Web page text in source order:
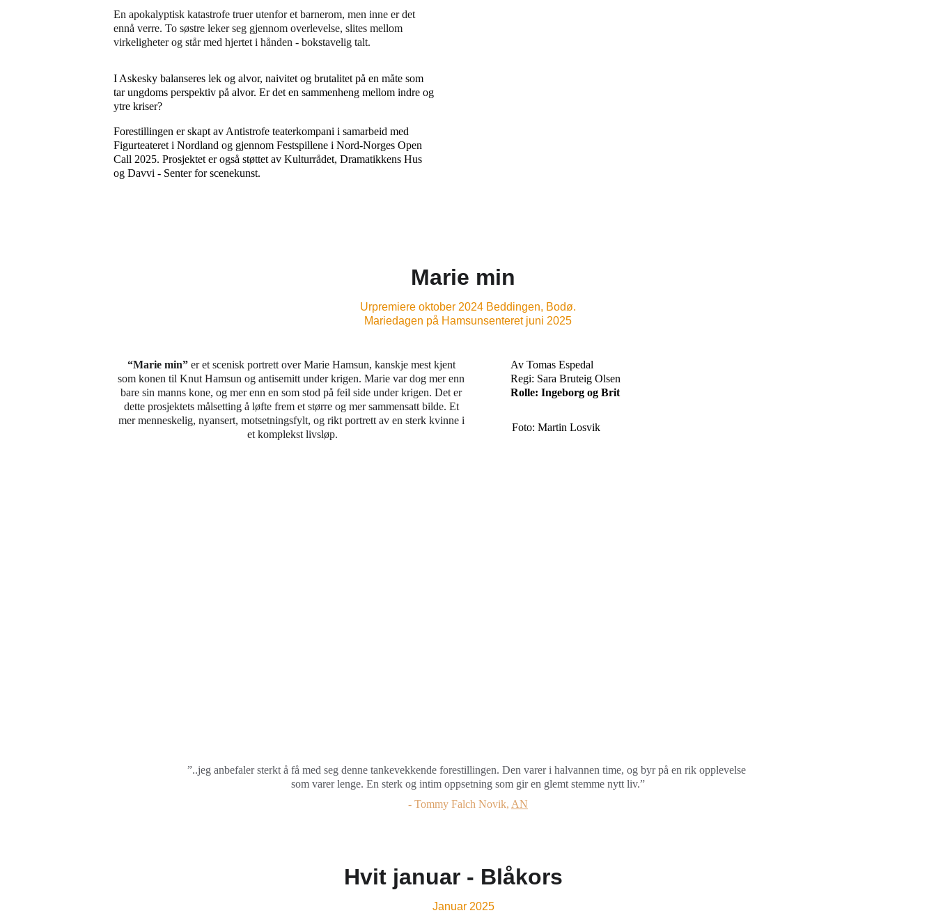
En apokalyptisk katastrofe truer utenfor et barnerom, men inne er det
ennå verre. To søstre leker seg gjennom overlevelse, slites mellom
virkeligheter og står med hjertet i hånden - bokstavelig talt.
I Askesky balanseres lek og alvor, naivitet og brutalitet på en måte som
tar ungdoms perspektiv på alvor. Er det en sammenheng mellom indre og
ytre kriser?
Forestillingen er skapt av Antistrofe teaterkompani i samarbeid med
Figurteateret i Nordland og gjennom Festspillene i Nord-Norges Open
Call 2025. Prosjektet er også støttet av Kulturrådet, Dramatikkens Hus
og Davvi - Senter for scenekunst.
Marie min
Av Tomas Espedal
Regi: Sara Bruteig Olsen
Rolle: Ingeborg og Brit
“Marie min” er et scenisk portrett over Marie Hamsun, kanskje mest kjent
som konen til Knut Hamsun og antisemitt under krigen. Marie var dog mer enn
bare sin manns kone, og mer enn en som stod på feil side under krigen. Det er
dette prosjektets målsetting å løfte frem et større og mer sammensatt bilde. Et
mer menneskelig, nyansert, motsetningsfylt, og rikt portrett av en sterk kvinne i
et komplekst livsløp.
Urpremiere oktober 2024 Beddingen, Bodø.
Mariedagen på Hamsunsenteret juni 2025
Foto: Martin Losvik
”..jeg anbefaler sterkt å få med seg denne tankevekkende forestillingen. Den varer i halvannen time, og byr på en rik opplevelse
som varer lenge. En sterk og intim oppsetning som gir en glemt stemme nytt liv.”
- Tommy Falch Novik, AN
Hvit januar - Blåkors
Januar 2025